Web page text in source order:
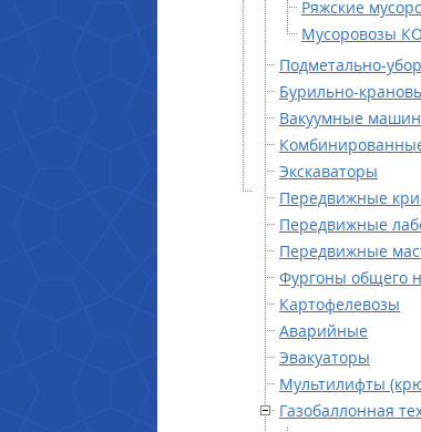
Ряжские
Мусоровозы
Подметально-
Бурильно-
Вакуумные
Экскаваторы
Передвижные
Передвижные
Передвижные
Фургоны общего
Картофелевозы
Аварийные
Эвакуаторы
Мультилифты
Газобаллонная